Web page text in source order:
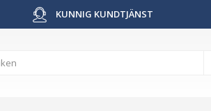
KUNNIG KUNDTJÄNST